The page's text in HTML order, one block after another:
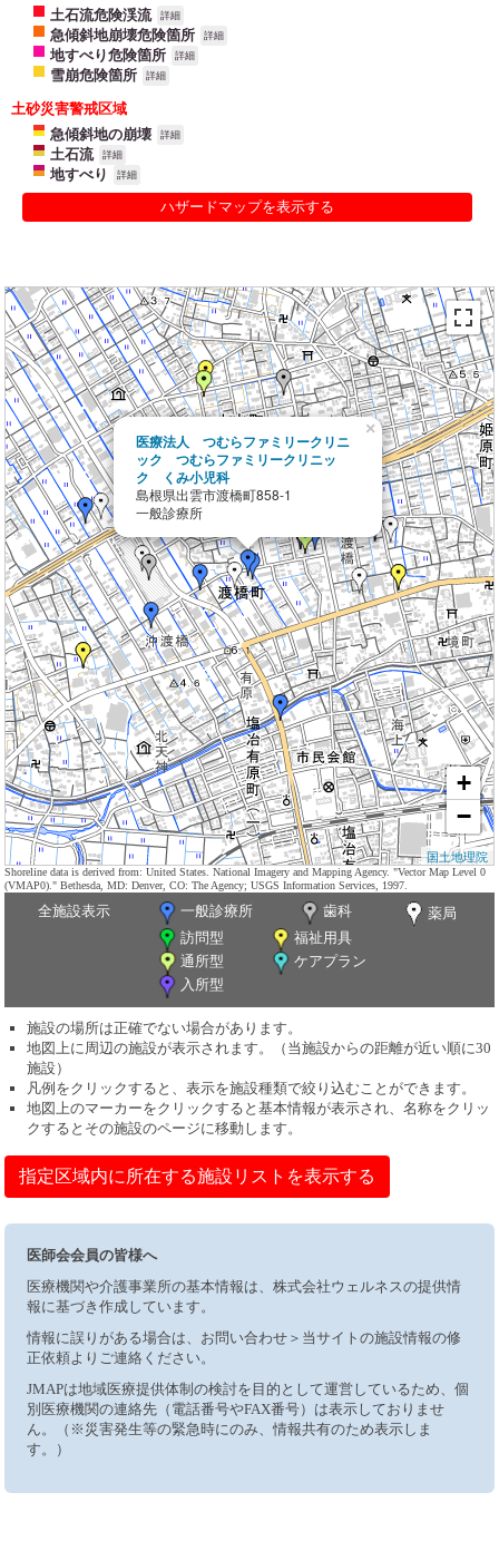
土石流危険渓流
詳細
急傾斜地崩壊危険箇所 詳細
地すべり危険箇所 詳細
雪崩危険箇所 詳細
土砂災害警戒区域
急傾斜地の崩壊
詳細
土石流 詳細
地すべり 詳細
ハザードマップを表示する
医療法人 つむらファミリークリニ
ック つむらファミリークリニッ
ク くみ小児科
島根県出雲市渡橋町858-1
一般診療所
×
+
−
国土地理院
Shoreline data is derived from: United States. National Imagery and Mapping Agency. "Vector Map Level 0
(VMAP0)." Bethesda, MD: Denver, CO: The Agency; USGS Information Services, 1997.
全施設表示 一般診療所 歯科
薬局
訪問型
福祉用具
通所型
ケアプラン
入所型
施設の場所は正確でない場合があります。
地図上に周辺の施設が表示されます。（当施設からの距離が近い順に30
施設）
凡例をクリックすると、表示を施設種類で絞り込むことができます。
地図上のマーカーをクリックすると基本情報が表示され、名称をクリッ
クするとその施設のページに移動します。
指定区域内に所在する施設リストを表示する
医師会会員の皆様へ
医療機関や介護事業所の基本情報は、株式会社ウェルネスの提供情
報に基づき作成しています。
情報に誤りがある場合は、お問い合わせ＞当サイトの施設情報の修
正依頼よりご連絡ください。
JMAPは地域医療提供体制の検討を目的として運営しているため、個
別医療機関の連絡先（電話番号やFAX番号）は表示しておりませ
ん。（※災害発生等の緊急時にのみ、情報共有のため表示しま
す。）